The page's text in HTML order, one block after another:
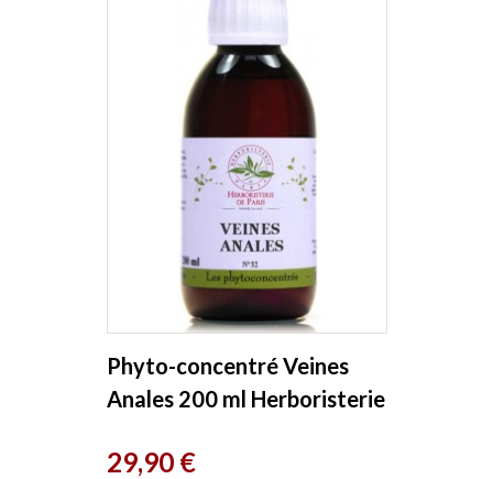
Phyto-concentré Veines
Anales 200 ml Herboristerie
Prix
29,90 €